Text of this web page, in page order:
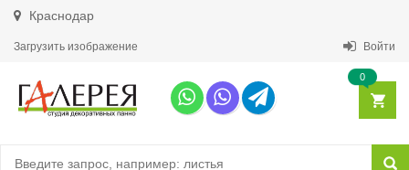
Краснодар
Загрузить изображение Войти
0